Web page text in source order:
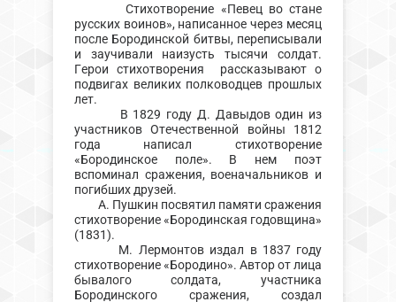
Стихотворение «Певец во стане
русских воинов», написанное через месяц
после Бородинской битвы, переписывали
и заучивали наизусть тысячи солдат.
Герои стихотворения рассказывают о
подвигах великих полководцев прошлых
лет.
В 1829 году Д. Давыдов один из
участников Отечественной войны 1812
года написал стихотворение
«Бородинское поле». В нем поэт
вспоминал сражения, военачальников и
погибших друзей.
А. Пушкин посвятил памяти сражения
стихотворение «Бородинская годовщина»
(1831).
М. Лермонтов издал в 1837 году
стихотворение «Бородино». Автор от лица
бывалого солдата, участника
Бородинского сражения, создал